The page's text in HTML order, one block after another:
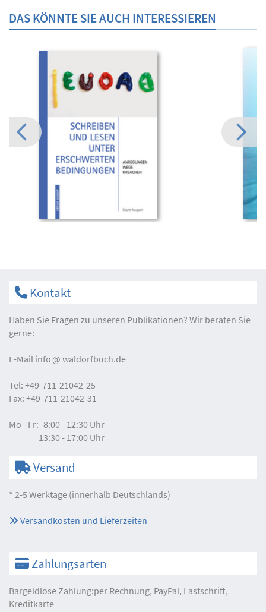
DAS KÖNNTE SIE AUCH INTERESSIEREN
Kontakt
Haben Sie Fragen zu unseren Publikationen? Wir beraten Sie
gerne:
E-Mail info waldorfbuch.de
Tel: +49-711-21042-25
Fax: +49-711-21042-31
Mo - Fr: 8:00 - 12:30 Uhr
13:30 - 17:00 Uhr
Versand
* 2-5 Werktage (innerhalb Deutschlands)
Versandkosten und Lieferzeiten
Zahlungsarten
Bargeldlose Zahlung:per Rechnung, PayPal, Lastschrift,
Kreditkarte